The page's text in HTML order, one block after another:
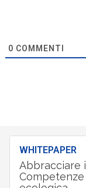
0 COMMENTI
WHITEPAPER
Abbracciare